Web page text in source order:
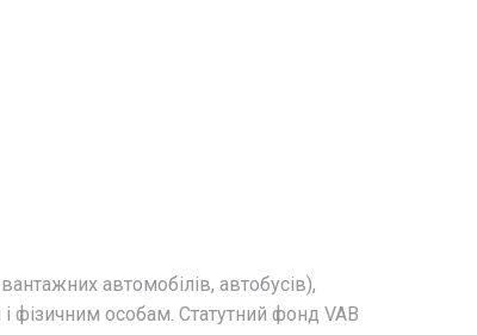
автомобілів, автобусів),
фізичним особам. Статутний фонд VAB